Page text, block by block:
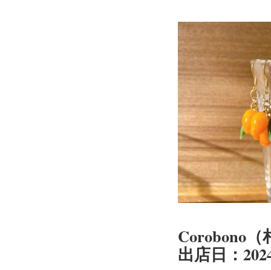
Corobono
出店日：